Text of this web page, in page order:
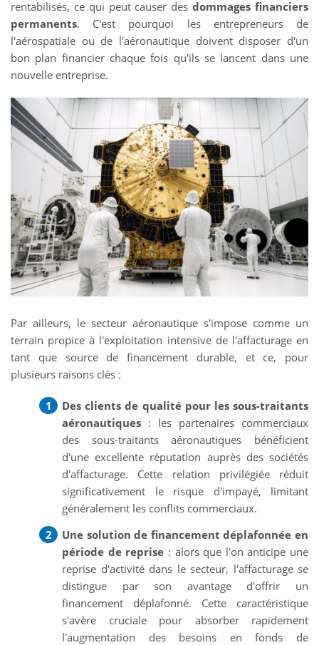
rentabilisés, ce qui peut causer desdommages financiers
permanents. C'est pourquoi les entrepreneurs de
l'aérospatiale ou de l'aéronautique doivent disposer d'un
bon plan financier chaque fois qu'ils se lancent dans une
nouvelle entreprise.
Par ailleurs, le secteur aéronautique s'impose comme un
terrain propice à l'exploitation intensive de l'affacturage en
tant que source de financement durable, et ce, pour
plusieurs raisons clés :
Des clients de qualité pour les sous-traitants
aéronautiques : les partenaires commerciaux
des sous-traitants aéronautiques bénéficient
d'une excellente réputation auprès des sociétés
d'affacturage. Cette relation privilégiée réduit
significativement le risque d'impayé, limitant
généralement les conflits commerciaux.
Une solution de financement déplafonnée en
période de reprise : alors que l'on anticipe une
reprise d'activité dans le secteur, l'affacturage se
distingue par son avantage d'offrir un
financement déplafonné. Cette caractéristique
s'avère cruciale pour absorber rapidement
l'augmentation des besoins en fonds de